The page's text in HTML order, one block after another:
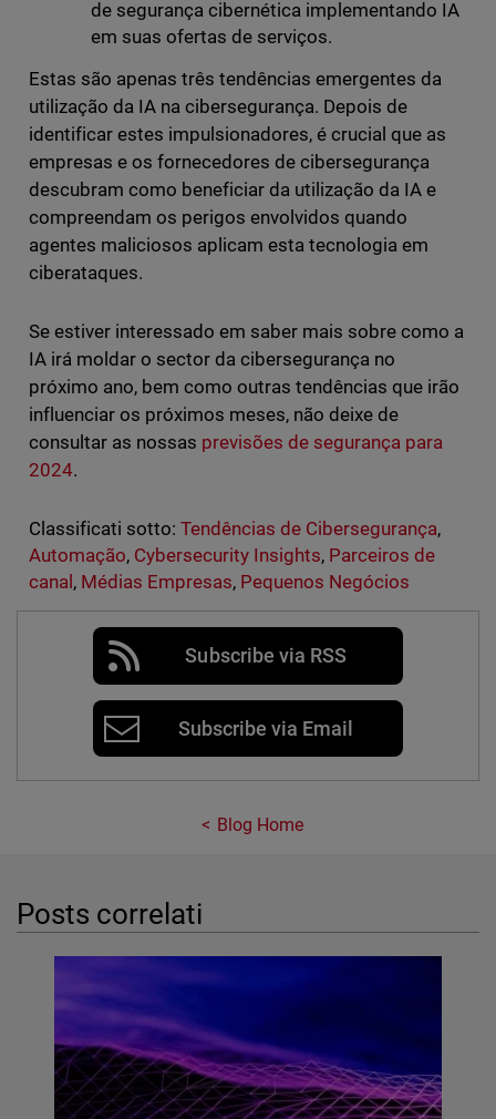
de segurança cibernética implementando IA
em suas ofertas de serviços.
Estas são apenas três tendências emergentes da
utilização da IA na cibersegurança. Depois de
identificar estes impulsionadores, é crucial que as
empresas e os fornecedores de cibersegurança
descubram como beneficiar da utilização da IA e
compreendam os perigos envolvidos quando
agentes maliciosos aplicam esta tecnologia em
ciberataques.
Se estiver interessado em saber mais sobre como a
IA irá moldar o sector da cibersegurança no
próximo ano, bem como outras tendências que irão
influenciar os próximos meses, não deixe de
consultar as nossas previsões de segurança para
2024.
Classificati sotto: Tendências de Cibersegurança,
Automação, Cybersecurity Insights, Parceiros de
canal , Médias Empresas, Pequenos Negócios
Subscribe via RSS
Subscribe via Email
Blog Home
Posts correlati